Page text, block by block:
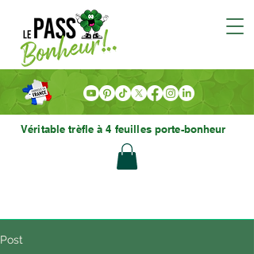
Véritable trèfle à 4 feuilles porte-bonheur
Post